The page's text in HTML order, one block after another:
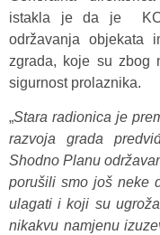
istakla je da je
održavanja objekata
zgrada, koje su zbog
sigurnost prolaznika.
„Stara radionica je
razvoja grada
Shodno Planu
porušili smo još neke
ulagati i koji su
nikakvu namjenu